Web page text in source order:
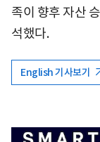
족이 향후 자산
석했다.
English 기사보기